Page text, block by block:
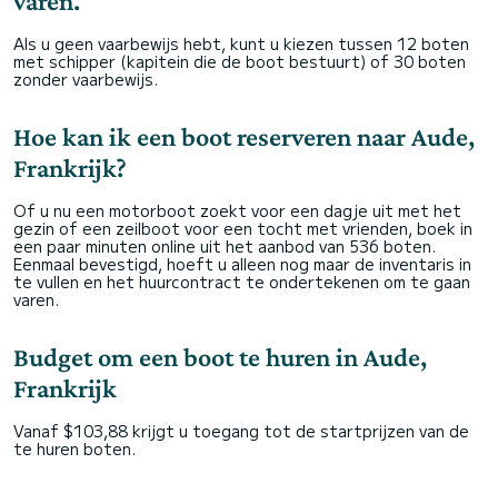
Als u geen vaarbewijs hebt, kunt u kiezen tussen 12 boten
met schipper (kapitein die de boot bestuurt) of 30 boten
zonder vaarbewijs.
Hoe kan ik een boot reserveren naar Aude,
Frankrijk?
Of u nu een motorboot zoekt voor een dagje uit met het
gezin of een zeilboot voor een tocht met vrienden, boek in
een paar minuten online uit het aanbod van 536 boten.
Eenmaal bevestigd, hoeft u alleen nog maar de inventaris in
te vullen en het huurcontract te ondertekenen om te gaan
varen.
Budget om een boot te huren in Aude,
Frankrijk
Vanaf $103,88 krijgt u toegang tot de startprijzen van de
te huren boten.